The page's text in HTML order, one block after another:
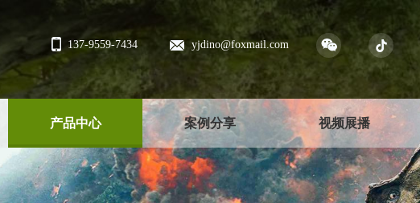
137-9559-7434 yjdino@foxmail.com
产品中心 案例分享 视频展播